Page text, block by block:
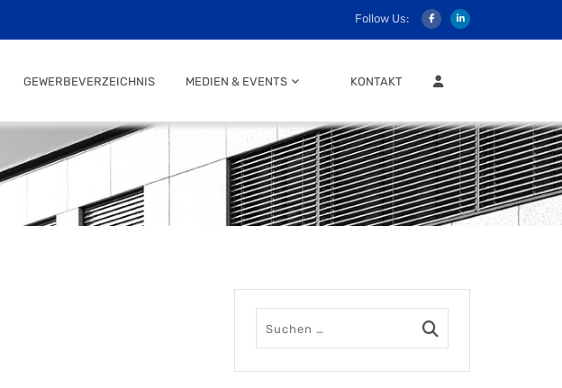
Follow Us:
GEWERBEVERZEICHNIS MEDIEN & EVENTS KONTAKT MITGLIEDER LOGIN